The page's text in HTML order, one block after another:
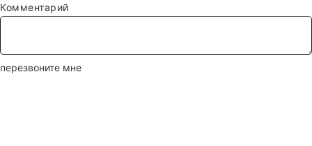
Комментарий
перезвоните мне